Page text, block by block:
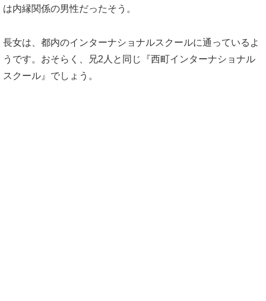
は内縁関係の男性だったそう。
長女は、都内のインターナショナルスクールに通っているよ
うです。おそらく、兄2人と同じ『西町インターナショナル
スクール』でしょう。